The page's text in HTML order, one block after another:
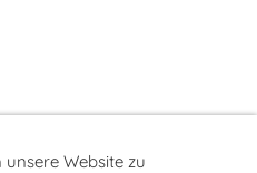
Website zu